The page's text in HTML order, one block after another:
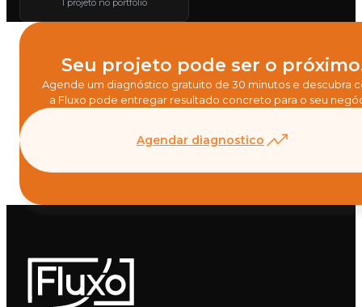
1 projeto no portfólio
Seu projeto pode ser o
Agende um diagnóstico gratuito de 30 minutos e descubra
a Fluxo pode entregar resultado concreto para o seu
Agendar diagnostico